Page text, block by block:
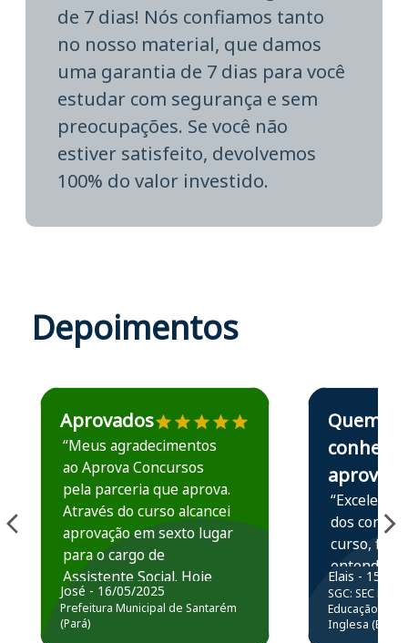
de 7 dias! Nós confiamos tanto
no nosso material, que damos
uma garantia de 7 dias para você
estudar com segurança e sem
preocupações. Se você não
estiver satisfeito, devolvemos
100% do valor investido.
Depoimentos
Estudante José recomenda o Aprova Concursos em
Aprovados
“Meus agradecimentos
ao Aprova Concursos
pela parceria que aprova.
Através do curso alcancei
aprovação em sexto lugar
para o cargo de
Assistente Social. Hoje
estou atuando na
Prefeitura de Santarém.
José - 16/05/2025
Prefeitura Municipal de Santarém
(Pará)
Estudante Elais
Quem
conhece,
aprova
“Excelente
dos
curso,
entender e
prática
resolução
questões.”
Elais - 15/07/
SGC: SEC BA
Educação
Inglesa (Edital